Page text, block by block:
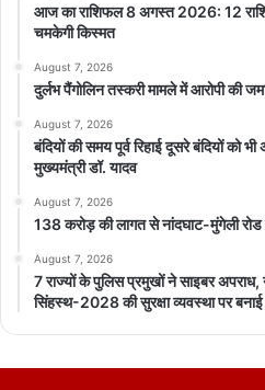
आज का राशिफल 8 अगस्त 2026: 12
चमकेगी किस्मत
August 7, 2026
दुर्लभ पैंगोलिन तस्करी मामले में आरोपी की
August 7, 2026
बंदियों की समय पूर्व रिहाई दूसरे बंदियों को
मुख्यमंत्री डॉ. यादव
August 7, 2026
138 करोड़ की लागत से नांदघाट-मुंगेली रोड
August 7, 2026
7 राज्यों के पुलिस प्रमुखों ने साइबर अपराध,
सिंहस्थ-2028 की सुरक्षा व्यवस्था पर